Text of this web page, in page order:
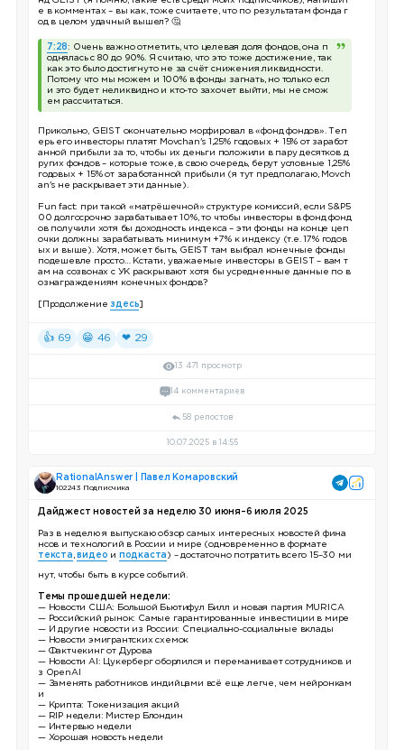
е в комментах – вы как, тоже считаете, что по результатам фонда г
од в целом удачный вышел? 🤔
7:28: Очень важно отметить, что целевая доля фондов, она п
однялась с 80 до 90%. Я считаю, что это тоже достижение, так
как это было достигнуто не за счёт снижения ликвидности.
Потому что мы можем и 100% в фонды загнать, но только есл
и это будет неликвидно и кто-то захочет выйти, мы не смож
ем рассчитаться.
Прикольно, GEIST окончательно морфировал в «фонд фондов». Теп
ерь его инвесторы платят Movchan's 1,25% годовых + 15% от заработ
анной прибыли за то, чтобы их деньги положили в пару десятков д
ругих фондов – которые тоже, в свою очередь, берут условные 1,25%
годовых + 15% от заработанной прибыли (я тут предполагаю, Movch
an's не раскрывает эти данные).
Fun fact: при такой «матрёшечной» структуре комиссий, если S&P5
00 долгосрочно зарабатывает 10%, то чтобы инвесторы в фонд фонд
ов получили хотя бы доходность индекса – эти фонды на конце цеп
очки должны зарабатывать минимум +7% к индексу (т.е. 17% годов
ых и выше). Хотя, может быть, GEIST там выбрал конечные фонды
подешевле просто… Кстати, уважаемые инвесторы в GEIST – вам т
ам на созвонах с УК раскрывают хотя бы усредненные данные по в
ознаграждениям конечных фондов?
[Продолжениездесь
👍 69 😁 46 ❤ 29
13 471 просмотр
14 комментариев
58 репостов
10.07.2025 в 14:55
RationalAnswer | Павел Комаровский
102 243 Подписчика
Дайджест новостей за неделю 30 июня–6 июля 2025
Раз в неделю я выпускаю обзор самых интересных новостей фина
нсов и технологий в России и мире (одновременно в формате
текста
видео и подкаста ) – достаточно потратить всего 15–30 ми
нут, чтобы быть в курсе событий.
Темы прошедшей недели:
— Новости США: Большой Бьютифул Билл и новая партия MURICA
— Российский рынок: Самые гарантированные инвестиции в мире
— И другие новости из России: Специально-социальные вклады
— Новости эмигрантских схемок
— Фактчекинг от Дурова
— Новости AI: Цукерберг оборлился и переманивает сотрудников и
з OpenAI
— Заменять работников индийцами всё еще легче, чем нейронкам
и
— Крипта: Токенизация акций
— RIP недели: Мистер Блондин
— Интервью недели
— Хорошая новость недели